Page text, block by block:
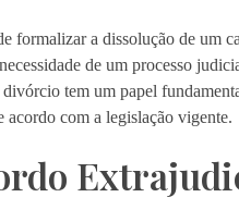
formalizar a dissolução de um
de um processo
tem um papel
acordo com a legislação vigente.